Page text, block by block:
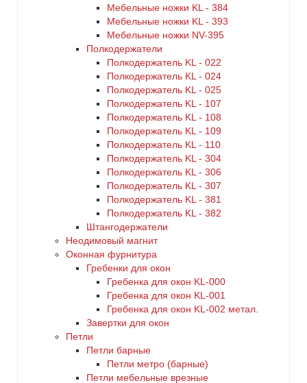
Мебельные ножки KL - 384
Мебельные ножки KL - 393
Мебельные ножки NV-395
Полкодержатели
Полкодержатель KL - 022
Полкодержатель KL - 024
Полкодержатель KL - 025
Полкодержатель KL - 107
Полкодержатель KL - 108
Полкодержатель KL - 109
Полкодержатель KL - 110
Полкодержатель KL - 304
Полкодержатель KL - 306
Полкодержатель KL - 307
Полкодержатель KL - 381
Полкодержатель KL - 382
Штангодержатели
Неодимовый магнит
Оконная фурнитура
Гребенки для окон
Гребенка для окон KL-000
Гребенка для окон KL-001
Гребенка для окон KL-002 метал.
Завертки для окон
Петли
Петли барные
Петли метро (барные)
Петли мебельные врезные